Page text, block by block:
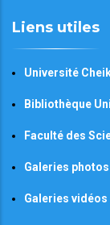
Liens utiles
Université
Bibliothèque
Faculté des
Galeries photos
Galeries vidéos